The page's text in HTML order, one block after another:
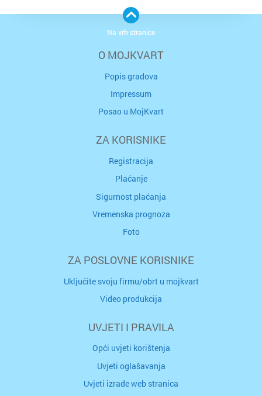
O MOJKVART
Popis gradova
Impressum
Posao u MojKvart
ZA KORISNIKE
Registracija
Plaćanje
Sigurnost plaćanja
Vremenska prognoza
Foto
ZA POSLOVNE KORISNIKE
Uključite svoju firmu/obrt u mojkvart
Video produkcija
UVJETI I PRAVILA
Opći uvjeti korištenja
Uvjeti oglašavanja
Uvjeti izrade web stranica
Na vrh stranice